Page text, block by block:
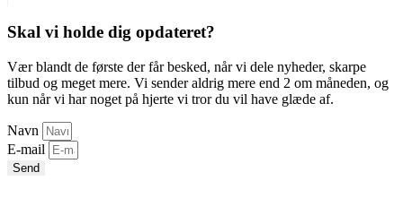
Skal vi holde dig opdateret?
Vær blandt de første der får besked, når vi dele nyheder, skarpe
tilbud og meget mere. Vi sender aldrig mere end 2 om måneden, og
kun når vi har noget på hjerte vi tror du vil have glæde af.
Navn
E-mail
Send